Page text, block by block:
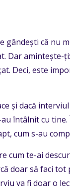
că nu
amintește-
Deci, este
și dacă
întâlnit cu
cum s-au
cum te-ai
doar să faci
va fi doar o